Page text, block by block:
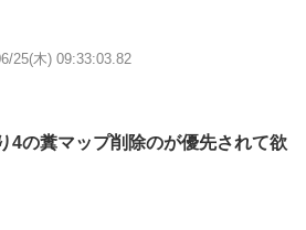
25(木) 09:33:03.82
4の糞マップ削除のが優先されて欲